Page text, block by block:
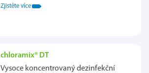
Zjistěte více
chloramix® DT
Vysoce koncentrovaný dezinfekční